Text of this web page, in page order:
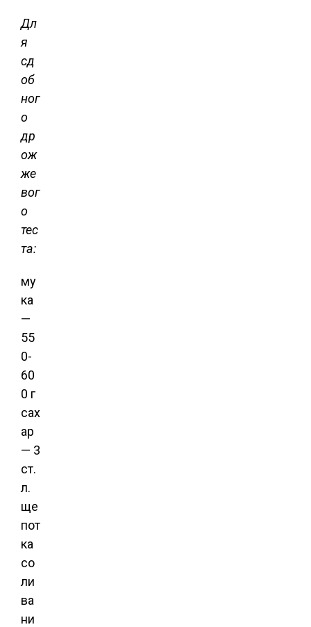
Дл
я
сд
об
ног
о
др
ож
же
вог
о
тес
та:
му
ка
—
55
0-
60
0 г
сах
ар
— 3
ст.
л.
ще
пот
ка
со
ли
ва
ни